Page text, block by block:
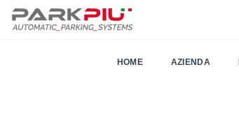
HOME AZIENDA